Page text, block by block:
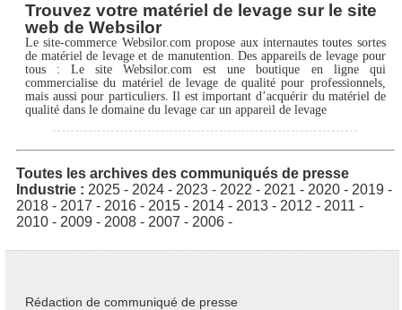
Trouvez votre matériel de levage sur le site
web de Websilor
Le site-commerce Websilor.com propose aux internautes toutes sortes
de matériel de levage et de manutention. Des appareils de levage pour
tous : Le site Websilor.com est une boutique en ligne qui
commercialise du matériel de levage de qualité pour professionnels,
mais aussi pour particuliers. Il est important d’acquérir du matériel de
qualité dans le domaine du levage car un appareil de levage
Toutes les archives des communiqués de presse
Industrie : 2025 - 2024 - 2023 - 2022 - 2021 - 2020 - 2019 -
2018 - 2017 - 2016 - 2015 - 2014 - 2013 - 2012 - 2011 -
2010 - 2009 - 2008 - 2007 - 2006 -
Rédaction de communiqué de presse